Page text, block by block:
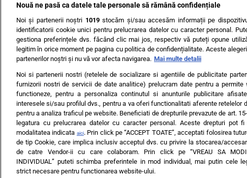
AI UN PONT? Scrie-ne pe
Ultimele stiri
Echipa editorială Termeni si
Nouă ne pasă ca datele tale personale să rămână confidențiale
Noi și partenerii noștri 1019stocăm și/sau accesăm informații pe
identificatorii cookie unici pentru prelucrarea datelor cu caracter personal.
gestiona preferințele dvs. făcând clic mai jos, respectiv vă puteți opune
legitim în orice moment pe pagina cu politica de confidențialitate. Aceste
partenerilor noștri și nu vă vor afecta navigarea. Mai multe detalii
Noi si partenerii nostri (retelele de socializare si agentiile de publicitate
furnizorii nostri de servicii de date analitice) prelucram date pentru a permite
functioneze, pentru a personaliza continutul si anunturile publicitare
interesele si/sau profilul dvs., pentru a va oferi functionalitati aferente retelelor
pentru a analiza traficul pe website. Beneficiati de drepturile prevazute de art.
legatura cu prelucrarea datelor cu caracter personal. Aceste drepturi pot
modalitatea indicata aici. Prin click pe “ACCEPT TOATE”, acceptati folosirea
de tip Cookie, care implica inclusiv acceptul dvs. cu privire la stocarea/
de catre Vendor-ii cu care colaboram. Prin click pe “VREAU SA
INDIVIDUAL” puteti schimba preferintele in mod individual, mai putin cele
strict necesare pentru functionarea website-ului.